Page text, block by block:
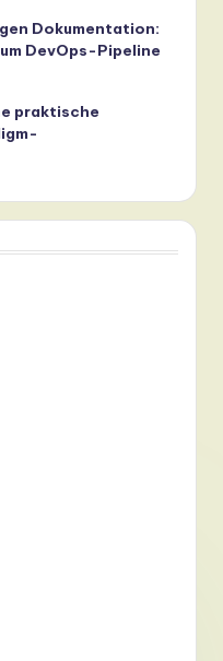
Dokumentation:
DevOps-Pipeline
praktische